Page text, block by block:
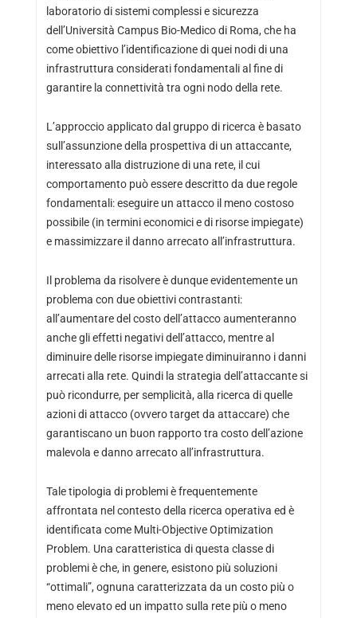
laboratorio di sistemi complessi e sicurezza
dell’Università Campus Bio-Medico di Roma, che ha
come obiettivo l’identificazione di quei nodi di una
infrastruttura considerati fondamentali al fine di
garantire la connettività tra ogni nodo della rete.
L’approccio applicato dal gruppo di ricerca è basato
sull’assunzione della prospettiva di un attaccante,
interessato alla distruzione di una rete, il cui
comportamento può essere descritto da due regole
fondamentali: eseguire un attacco il meno costoso
possibile (in termini economici e di risorse impiegate)
e massimizzare il danno arrecato all’infrastruttura.
Il problema da risolvere è dunque evidentemente un
problema con due obiettivi contrastanti:
all’aumentare del costo dell’attacco aumenteranno
anche gli effetti negativi dell’attacco, mentre al
diminuire delle risorse impiegate diminuiranno i danni
arrecati alla rete. Quindi la strategia dell’attaccante si
può ricondurre, per semplicità, alla ricerca di quelle
azioni di attacco (ovvero target da attaccare) che
garantiscano un buon rapporto tra costo dell’azione
malevola e danno arrecato all’infrastruttura.
Tale tipologia di problemi è frequentemente
affrontata nel contesto della ricerca operativa ed è
identificata come Multi-Objective Optimization
Problem. Una caratteristica di questa classe di
problemi è che, in genere, esistono più soluzioni
“ottimali”, ognuna caratterizzata da un costo più o
meno elevato ed un impatto sulla rete più o meno